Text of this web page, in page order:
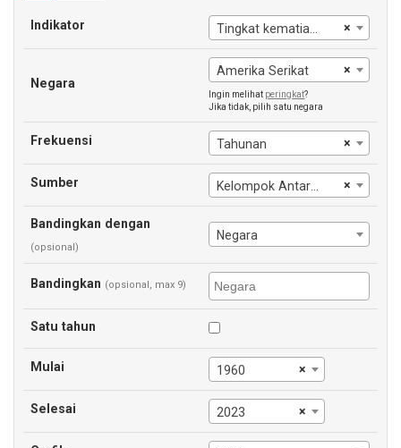
Indikator ×
Tingkat kematian di bawah 5 tahun
Negara
×
Amerika Serikat
Ingin melihat peringkat?
Jika tidak, pilih satu negara
Frekuensi ×
Tahunan
Sumber ×
Kelompok Antar-Lembaga PBB untuk Estimasi Kematian Anak
Bandingkan dengan
(opsional)
Negara
Bandingkan (opsional, max 9)
Satu tahun
Mulai ×
1960
Selesai ×
2023